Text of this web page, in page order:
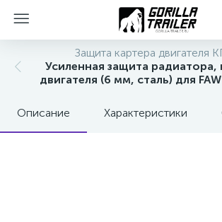
Защита картера двигателя
Усиленная защита радиатора,
двигателя (6 мм, сталь) для
Описание Характеристики